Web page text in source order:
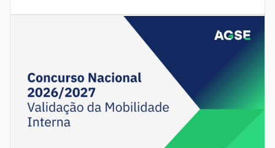
procedimento concursal prévio à eleição do(a)
diretor(a) do Agrupamento de Escolas de Eiriz,
Paços de Ferreira. Nos termos do disposto no